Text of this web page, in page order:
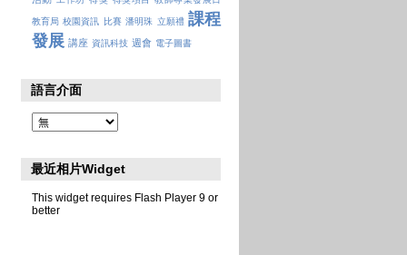
教育局 校園資訊 比賽 潘明珠 立願禮 課程
發展 講座 資訊科技 週會 電子圖書
語言介面
最近相片Widget
This widget requires Flash Player 9 or
better